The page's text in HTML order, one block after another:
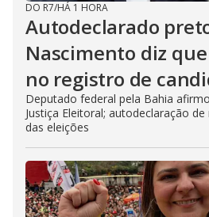
DO R7/HÁ 1 HORA
Autodeclarado
Nascimento diz
no registro de
Deputado federal pela Bahia
Justiça Eleitoral; autodeclaração
das eleições